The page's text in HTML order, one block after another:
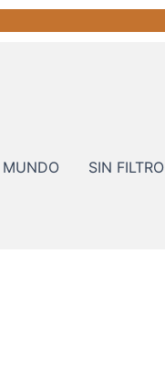
MUNDO SIN FILTRO